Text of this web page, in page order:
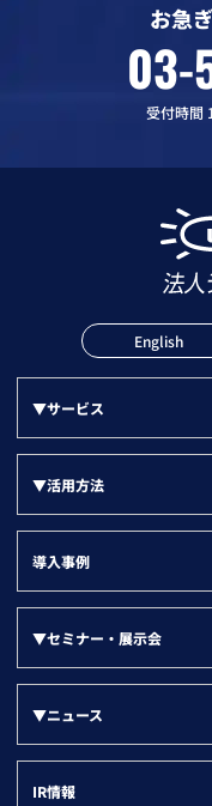
お急
03-
受付時間
English
▼サービス
サービス(ユーソナー)
プランソナー
サポート
LBCメンテナンス状況
その他法人データ提供サービ
▼活用方法
活用方法(TOP)
▼『目的別』活用方法
デジタルマーケティング
取引先の情報登録
▼部門別
インサイトセールス部門
▼ツール別
導入事例
▼セミナー・展示会
セミナー・展示会
▼ニュース
すべて
IR情報